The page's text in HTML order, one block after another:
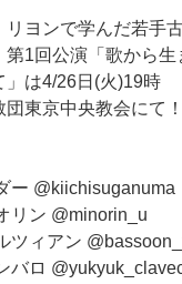
リヨンで学んだ若手
第1回公演「歌から
」は4/26日(火)19時
団東京中央教会にて！
ー @kiichisuganuma
リン @minorin_u
ツィアン
バロ